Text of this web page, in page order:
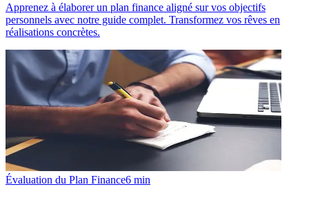
Apprenez à élaborer un plan finance aligné sur vos objectifs
personnels avec notre guide complet. Transformez vos rêves en
réalisations concrètes.
Évaluation du Plan Finance6 min